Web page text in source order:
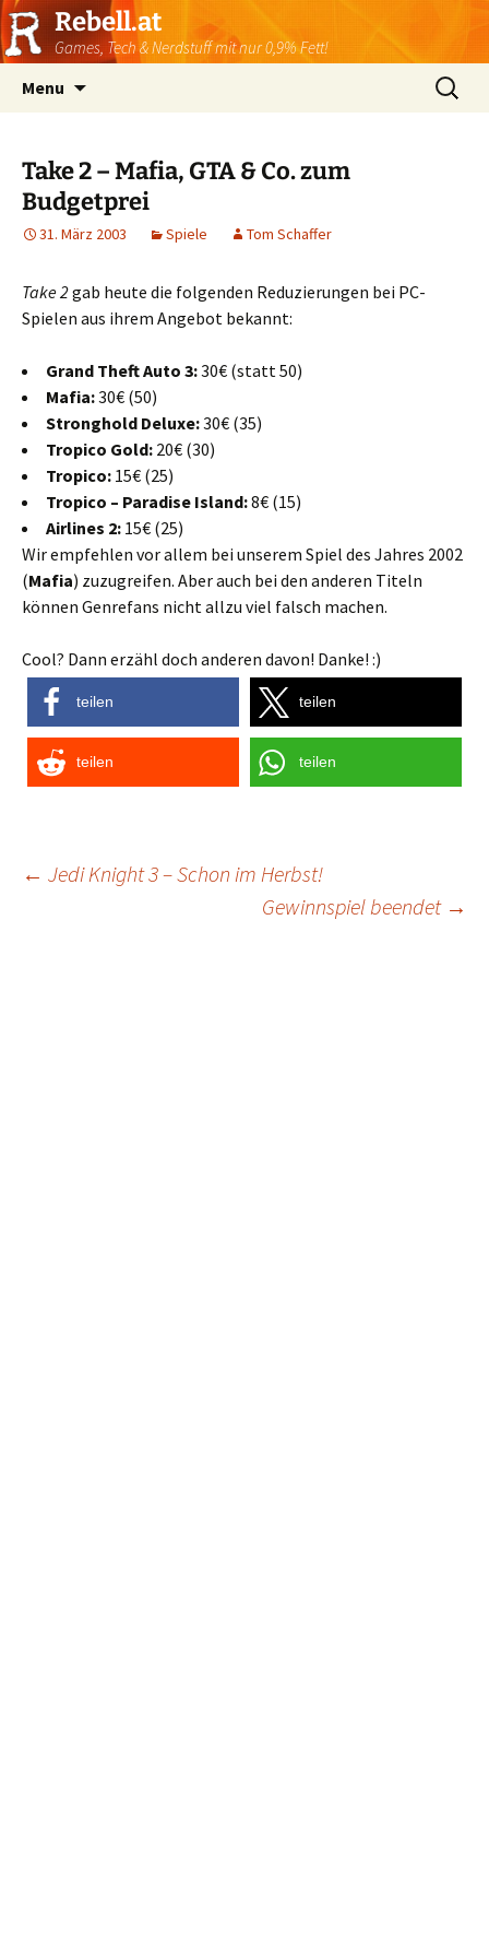
Rebell.at
Games, Tech & Nerdstuff mit nur 0,9% Fett!
Menu
Suchen
nach:
Take 2 – Mafia, GTA & Co. zum
Budgetprei
31. März 2003 Spiele Tom Schaffer
Take 2gab heute die folgenden Reduzierungen bei PC-
Spielen aus ihrem Angebot bekannt:
Grand Theft Auto 3:30€ (statt 50)
Mafia:30€ (50)
Stronghold Deluxe:30€ (35)
Tropico Gold: 20€ (30)
Tropico: 15€ (25)
Tropico – Paradise Island:8€ (15)
Airlines 2: 15€ (25)
Wir empfehlen vor allem bei unserem Spiel des Jahres 2002
(Mafia) zuzugreifen. Aber auch bei den anderen Titeln
können Genrefans nicht allzu viel falsch machen.
Cool? Dann erzähl doch anderen davon! Danke! :)
teilen teilen
teilen teilen
Post
← Jedi Knight 3 – Schon im Herbst!
Gewinnspiel beendet →